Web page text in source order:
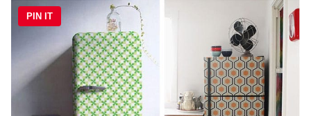
PIN IT